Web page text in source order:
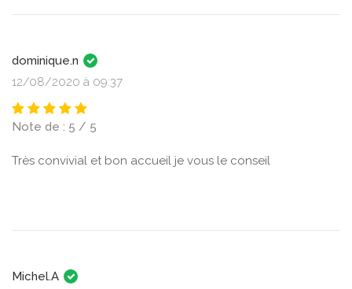
dominique.n
12/08/2020 à 09:37
Note de : 5 / 5
Très convivial et bon accueil je vous le conseil
Michel.A